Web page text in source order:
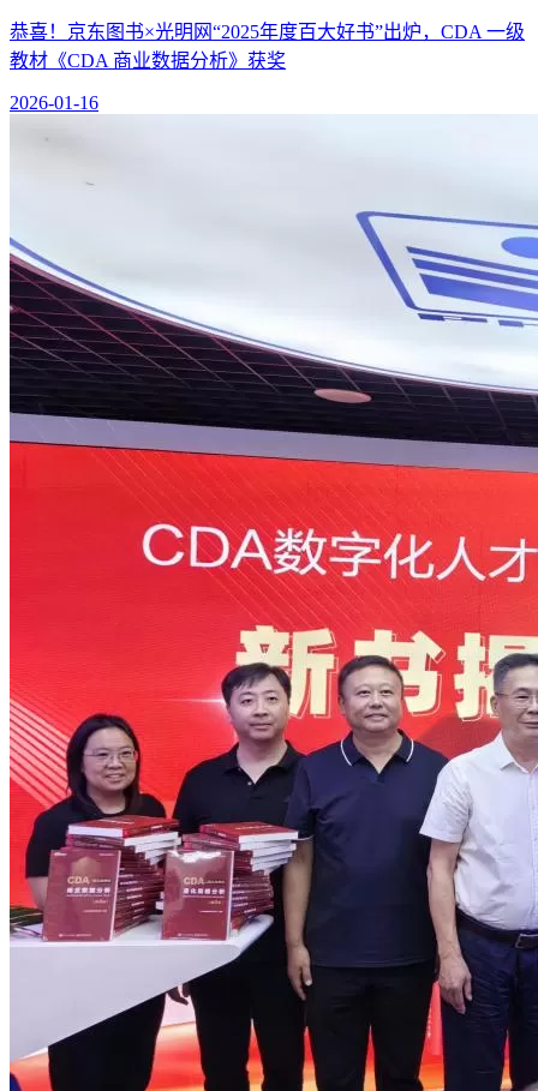
恭喜！京东图书×光明网“2025年度百大好书”出炉，CDA 一级
教材《CDA 商业数据分析》获奖
2026-01-16